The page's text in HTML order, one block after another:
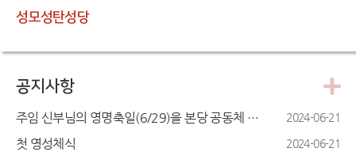
성모성탄성당
공지사항
주임 신부님의 영명축일(6/29)을 본당 공동체 모두 진심으로 축하드립니다. 2024-06-21
첫 영성체식 2024-06-21